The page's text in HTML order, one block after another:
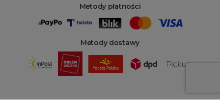
Metody płatności
Metody dostawy